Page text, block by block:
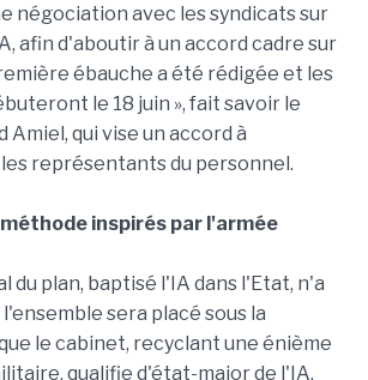
négociation avec les syndicats sur
afin d'aboutir à un accord cadre sur
ébauche a été rédigée et les
le 18 juin », fait savoir le
Amiel, qui vise un accord à
représentants du personnel.
inspirés par l'armée
du plan, baptisé l'IA dans l'Etat, n'a
sera placé sous la
le cabinet, recyclant une énième
qualifie d'état-major de l'IA.